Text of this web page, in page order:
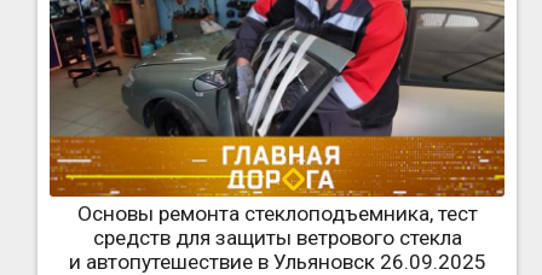
Основы ремонта стеклоподъемника, тест
средств для защиты ветрового стекла
и автопутешествие в Ульяновск 26.09.2025